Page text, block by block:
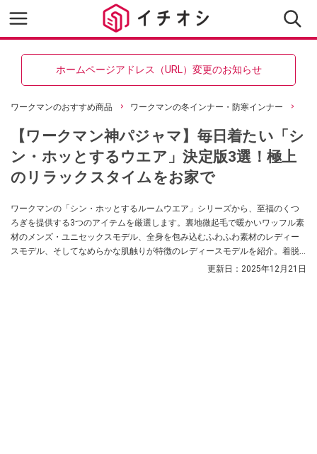
ホームページアドレス（URL）変更のお知らせ
ワークマンのおすすめ商品 ワークマンの冬インナー・防寒インナー
【ワークマン神パジャマ】毎日着たい「シ
ン・ホッとするウエア」決定版3選！極上
のリラックスタイムをお家で
ワークマンの「シン・ホッとするルームウエア」シリーズから、至福のくつ
ろぎを提供する3つのアイテムを厳選します。裏地微起毛で暖かいワッフル素
材のメンズ・ユニセックスモデル、全身を包み込むふわふわ素材のレディー
スモデル、そしてなめらかな肌触りが特徴のレディースモデルを紹介。着脱
しやすいデザインやサイズ調節可能なウエストなど、快適な自宅時間を過ご
更新日： 2025年12月21日